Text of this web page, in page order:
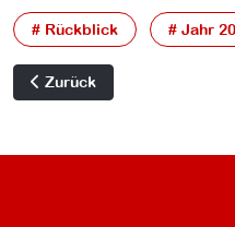
# Rückblick # Jahr
Vorheriger Beitrag: Robin
Zurück